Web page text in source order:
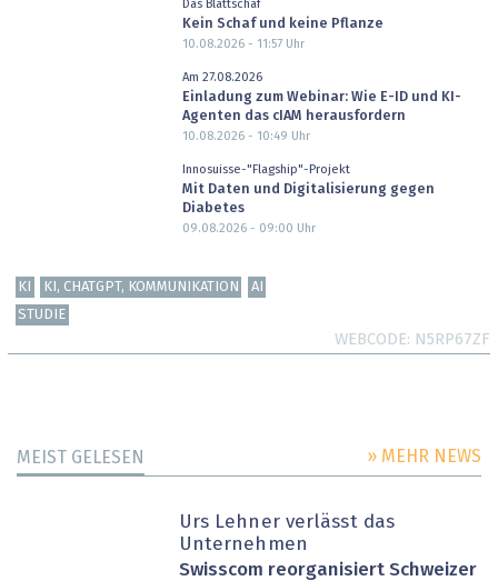
Das Blattschaf
Kein Schaf und keine Pflanze
10.08.2026 - 11:57Uhr
Am 27.08.2026
Einladung zum Webinar: Wie E-ID und KI-
Agenten das cIAM herausfordern
10.08.2026 - 10:49 Uhr
Innosuisse-"Flagship"-Projekt
Mit Daten und Digitalisierung gegen
Diabetes
09.08.2026 - 09:00 Uhr
KI KI, CHATGPT, KOMMUNIKATION
AI
STUDIE
WEBCODE N5RP67ZF
MEIST GELESEN » MEHR NEWS
Urs Lehner verlässt das
Unternehmen
Swisscom reorganisiert Schweizer